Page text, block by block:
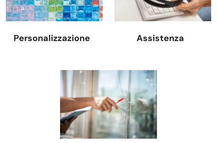
Personalizzazione Assistenza